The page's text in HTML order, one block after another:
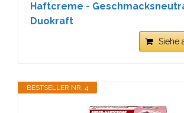
Haftcreme -
Duokraft
Siehe
BESTSELLER NR. 4